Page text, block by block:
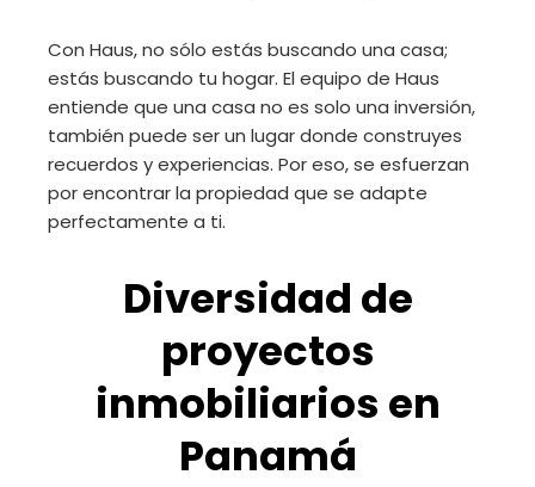
Con Haus, no sólo estás buscando una casa;
estás buscando tu hogar. El equipo de Haus
entiende que una casa no es solo una inversión,
también puede ser un lugar donde construyes
recuerdos y experiencias. Por eso, se esfuerzan
por encontrar la propiedad que se adapte
perfectamente a ti.
Diversidad de
proyectos
inmobiliarios en
Panamá